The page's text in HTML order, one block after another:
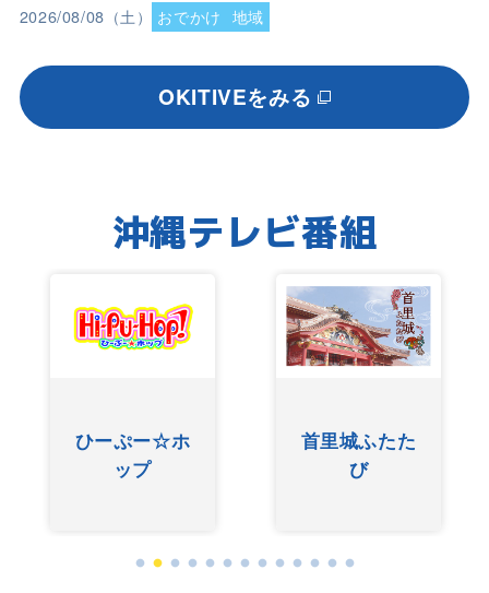
2026/08/08（土） おでかけ 地域
OKITIVEをみる
沖縄テレビ番組
ひーぷー☆ホ
ップ
首里城ふたた
び